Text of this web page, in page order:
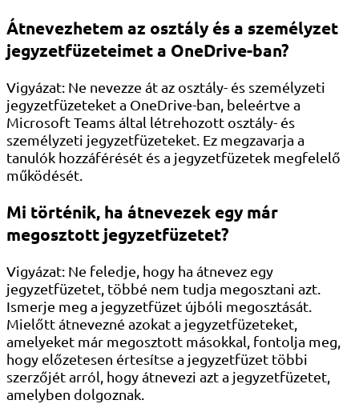
Átnevezhetem az osztály és a személyzet
jegyzetfüzeteimet a OneDrive-ban?
Vigyázat: Ne nevezze át az osztály- és személyzeti
jegyzetfüzeteket a OneDrive-ban, beleértve a
Microsoft Teams által létrehozott osztály- és
személyzeti jegyzetfüzeteket. Ez megzavarja a
tanulók hozzáférését és a jegyzetfüzetek megfelelő
működését.
Mi történik, ha átnevezek egy már
megosztott jegyzetfüzetet?
Vigyázat: Ne feledje, hogy ha átnevez egy
jegyzetfüzetet, többé nem tudja megosztani azt.
Ismerje meg a jegyzetfüzet újbóli megosztását.
Mielőtt átnevezné azokat a jegyzetfüzeteket,
amelyeket már megosztott másokkal, fontolja meg,
hogy előzetesen értesítse a jegyzetfüzet többi
szerzőjét arról, hogy átnevezi azt a jegyzetfüzetet,
amelyben dolgoznak.